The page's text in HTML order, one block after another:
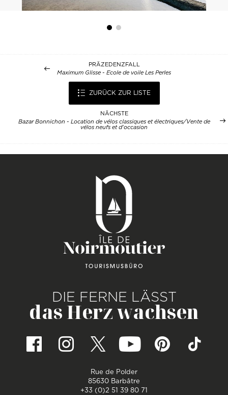
PRÄZEDENZFALL
Maximum Glisse - Ecole de voile Les Perles
ZURÜCK ZUR LISTE
NÄCHSTE
Bazar Bonnichon - Location de vélos classiques et électriques/Vente de
vélos neufs et d'occasion
DIE FERNE LÄSST
das Herz wachsen
Rue de Polder
85630 Barbâtre
+33 (0)2 51 39 80 71